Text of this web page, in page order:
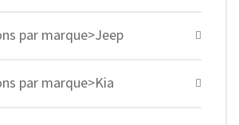
par marque>Jeep
par marque>Kia